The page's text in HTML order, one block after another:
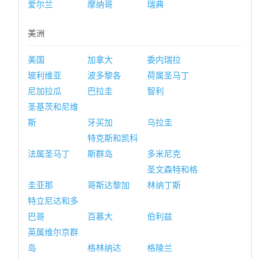
爱尔兰
摩纳哥 瑞典
美洲
美国 加拿大
委内瑞拉
玻利维亚
波多黎各
荷属圣马丁
尼加拉瓜
巴拉圭
智利
圣基茨和尼维
斯
牙买加 乌拉圭
法属圣马丁
特克斯和凯科
斯群岛
多米尼克
圭亚那 哥斯达黎加
圣文森特和格
林纳丁斯
特立尼达和多
巴哥
百慕大
伯利兹
英属维尔京群
岛
格林纳达
格陵兰